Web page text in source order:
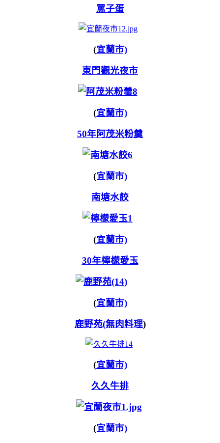
罵子蛋
(宜蘭市)
東門觀光夜市
(宜蘭市)
50年阿茂米粉羹
(宜蘭市)
南塘水餃
(宜蘭市)
30年檸檬愛玉
(宜蘭市)
鹿野苑(無肉料理)
(宜蘭市)
久久牛排
(宜蘭市)